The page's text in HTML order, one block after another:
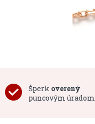
Šperk overený
puncovým úradom